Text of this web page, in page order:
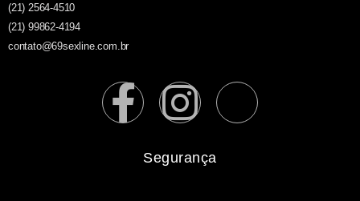
(21) 2564-4510
(21) 99862-4194
contato@69sexline.com.br
Segurança